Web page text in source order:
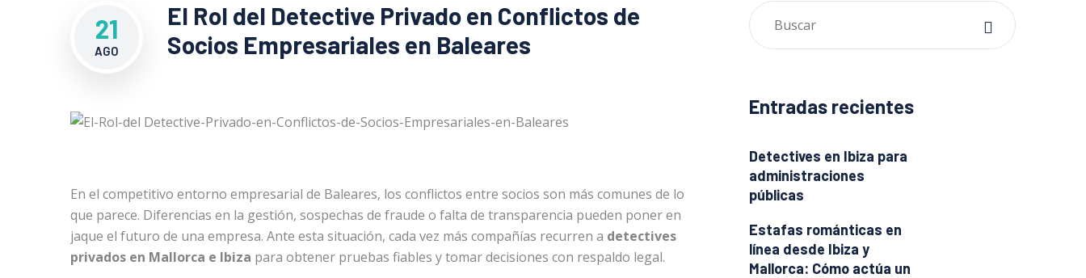
21
AGO
El Rol del Detective Privado en Conflictos de
Socios Empresariales en Baleares
En el competitivo entorno empresarial de Baleares, los conflictos entre socios son más comunes de lo
que parece. Diferencias en la gestión, sospechas de fraude o falta de transparencia pueden poner en
jaque el futuro de una empresa. Ante esta situación, cada vez más compañías recurren a detectives
privados en Mallorca e Ibiza para obtener pruebas fiables y tomar decisiones con respaldo legal.
Entradas recientes
Detectives en Ibiza para
administraciones
públicas
Estafas románticas en
línea desde Ibiza y
Mallorca: Cómo actúa un